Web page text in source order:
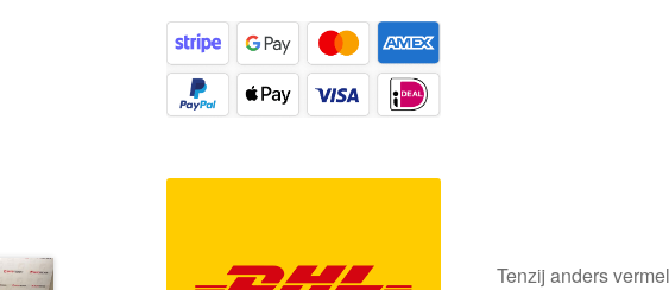
Tenzij anders